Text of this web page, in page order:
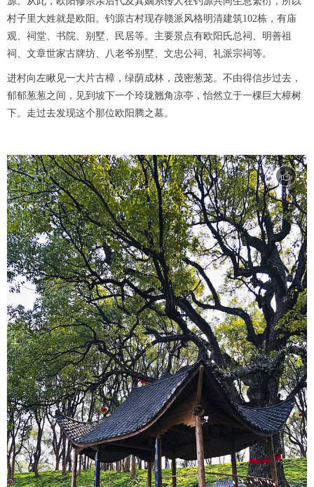
村子里大姓就是欧阳。钓源古村现存赣派风格明清建筑102栋，有庙
观、祠堂、书院、别墅、民居等。主要景点有欧阳氏总祠、明善祖
祠、文章世家古牌坊、八老爷别墅、文忠公祠、礼派宗祠等。
进村向左瞅见一大片古樟，绿荫成林，茂密葱茏。不由得信步过去，
郁郁葱葱之间，见到坡下一个玲珑翘角凉亭，怡然立于一棵巨大樟树
下。走过去发现这个那位欧阳腾之墓。